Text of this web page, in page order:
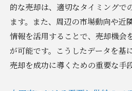
的な売却は、適切なタイミングで
ます。また、周辺の市場動向や近
情報を活用することで、売却機会
が可能です。こうしたデータを基
売却を成功に導くための重要な手